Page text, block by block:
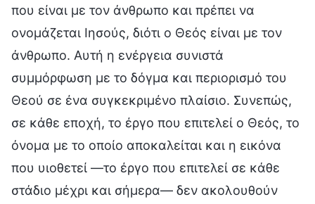
που είναι με τον άνθρωπο και πρέπει να
ονομάζεται Ιησούς, διότι ο Θεός είναι με τον
άνθρωπο. Αυτή η ενέργεια συνιστά
συμμόρφωση με το δόγμα και περιορισμό του
Θεού σε ένα συγκεκριμένο πλαίσιο. Συνεπώς,
σε κάθε εποχή, το έργο που επιτελεί ο Θεός, το
όνομα με το οποίο αποκαλείται και η εικόνα
που υιοθετεί —το έργο που επιτελεί σε κάθε
στάδιο μέχρι και σήμερα— δεν ακολουθούν